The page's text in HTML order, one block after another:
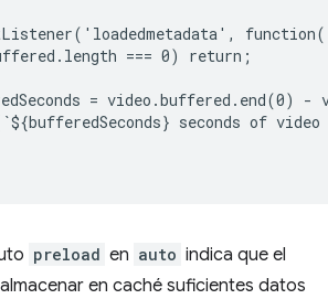
=== 0) return;
= video.buffered.end(0) -
seconds of
preload en auto indica que el
en caché suficientes datos